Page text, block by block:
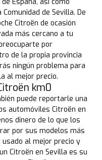
de Sevilla. De
Citroën de ocasión
más cercano a tu
por
de la propia provincia
ningún problema para
al mejor precio.
km0
puede reportarle una
automóviles Citroën en
dinero de lo que los
por sus modelos más
usado al mejor precio y
Citroën en Sevilla es su